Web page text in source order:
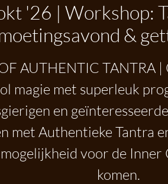
'26 | Workshop:
&
AUTHENTIC TANTRA
magie met superleuk
en
met Authentieke Tantra
voor de Inner
komen.